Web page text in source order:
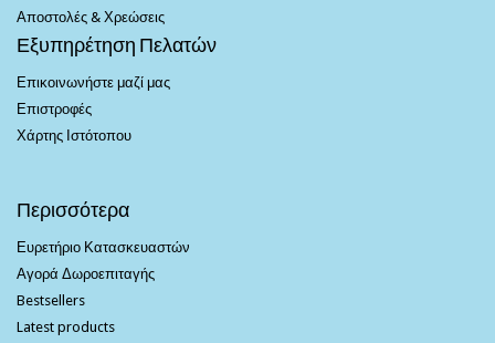
Αποστολές & Χρεώσεις
Εξυπηρέτηση Πελατών
Επικοινωνήστε μαζί μας
Επιστροφές
Χάρτης Ιστότοπου
Περισσότερα
Ευρετήριο Κατασκευαστών
Αγορά Δωροεπιταγής
Bestsellers
Latest products